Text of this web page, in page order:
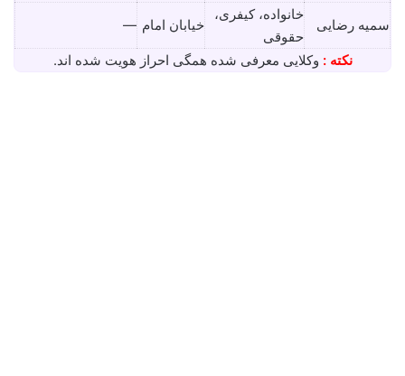
سمیه رضایی
خانواده، کیفری،
حقوقی
خیابان امام —
نکته : وکلایی معرفی شده همگی احراز هویت شده اند.